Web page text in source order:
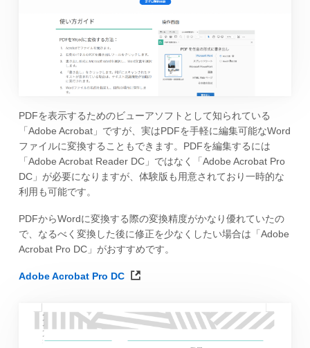
PDFを表示するためのビューアソフトとして知られている
「Adobe Acrobat」ですが、実はPDFを手軽に編集可能なWord
ファイルに変換することもできます。PDFを編集するには
「Adobe Acrobat Reader DC」ではなく「Adobe Acrobat Pro
DC」が必要になりますが、体験版も用意されており一時的な
利用も可能です。
PDFからWordに変換する際の変換精度がかなり優れていたの
で、なるべく変換した後に修正を少なくしたい場合は「Adobe
Acrobat Pro DC」がおすすめです。
Adobe Acrobat Pro DC